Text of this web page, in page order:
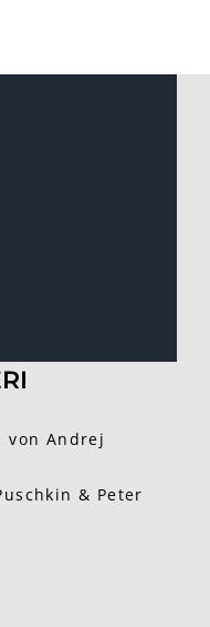
von Andrej
& Peter